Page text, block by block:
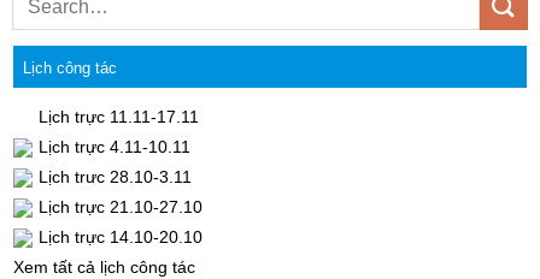
Lịch công tác
Lịch trực 11.11-17.11
Lịch trực 4.11-10.11
Lịch trưc 28.10-3.11
Lịch trực 21.10-27.10
Lịch trực 14.10-20.10
Xem tất cả lịch công tác